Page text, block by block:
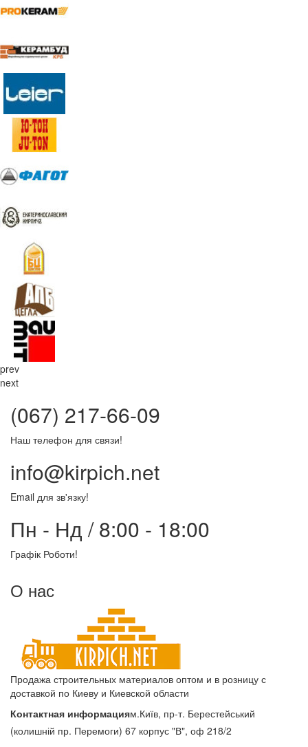
prev
next
(067) 217-66-09
Наш телефон для связи!
info@kirpich.net
Email для зв'язку!
Пн - Нд / 8:00 - 18:00
Графік Роботи!
О нас
Продажа строительных материалов оптом и в розницу с
доставкой по Киеву и Киевской области
Контактная информациям.Київ, пр-т. Берестейський
(колишній пр. Перемоги) 67 корпус "В", оф 218/2